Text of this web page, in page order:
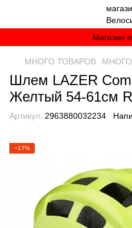
Магазин
МНОГО ТОВАРОВ МНОГО
Шлем LAZER
Желтый 54-61см
Артикул: 2963880032234
−17%